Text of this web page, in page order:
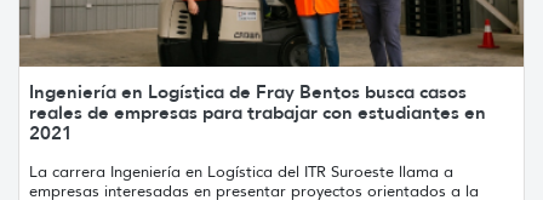
Ingeniería en Logística de Fray Bentos busca casos
reales de empresas para trabajar con estudiantes en
2021
La carrera Ingeniería en Logística del ITR Suroeste llama a
empresas interesadas en presentar proyectos orientados a la